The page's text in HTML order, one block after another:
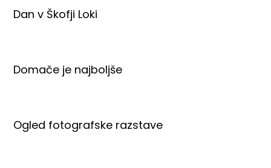
Dan v Škofji Loki
Domače je najboljše
Ogled fotografske razstave